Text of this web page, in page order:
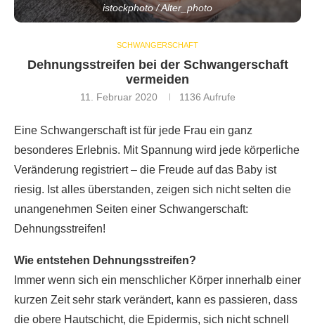
istockphoto / Alter_photo
SCHWANGERSCHAFT
Dehnungsstreifen bei der Schwangerschaft
vermeiden
11. Februar 2020 1136 Aufrufe
Eine Schwangerschaft ist für jede Frau ein ganz
besonderes Erlebnis. Mit Spannung wird jede körperliche
Veränderung registriert – die Freude auf das Baby ist
riesig. Ist alles überstanden, zeigen sich nicht selten die
unangenehmen Seiten einer Schwangerschaft:
Dehnungsstreifen!
Wie entstehen Dehnungsstreifen?
Immer wenn sich ein menschlicher Körper innerhalb einer
kurzen Zeit sehr stark verändert, kann es passieren, dass
die obere Hautschicht, die Epidermis, sich nicht schnell